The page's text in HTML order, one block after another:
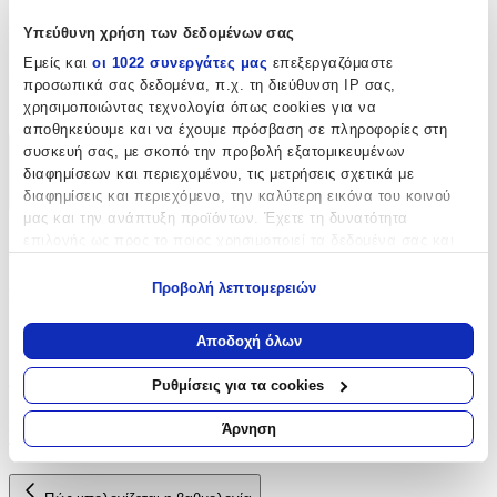
Υπεύθυνη χρήση των δεδομένων σας
Εμείς και οι 1022 συνεργάτες μας επεξεργαζόμαστε
προσωπικά σας δεδομένα, π.χ. τη διεύθυνση IP σας,
χρησιμοποιώντας τεχνολογία όπως cookies για να
αποθηκεύουμε και να έχουμε πρόσβαση σε πληροφορίες στη
συσκευή σας, με σκοπό την προβολή εξατομικευμένων
διαφημίσεων και περιεχομένου, τις μετρήσεις σχετικά με
διαφημίσεις και περιεχόμενο, την καλύτερη εικόνα του κοινού
μας και την ανάπτυξη προϊόντων. Έχετε τη δυνατότητα
Να συλλέξουμε πληροφορίες σχετικά με τη γεωγραφική
σας τοποθεσία, οι οποίες μπορεί να είναι ακριβείς σε
απόσταση μερικών μέτρων
Να αναγνωρίσουμε τη συσκευή σας σαρώνοντας ενεργά
για συγκεκριμένα χαρακτηριστικά (δακτυλικό αποτύπωμα)
Μάθετε περισσότερα σχετικά με τον τρόπο επεξεργασίας των
στηνενότητα “Λεπτομέρειες” . Μπορείτε να αλλάξετε ή να
Προβολή λεπτομερειών
Αποδοχή όλων
Ρυθμίσεις για τα cookies
Άρνηση
Χαρακτηριστικά
Είδος:
Φερμουάρ
Χαρακτηριστικά
+
Χαρακτηριστικά
Αξιολογήσεις
Προς το παρόν δεν υπάρχουν άλλες αξιολογήσεις. Όταν
προστεθούν, θα εμφανιστούν εδώ.